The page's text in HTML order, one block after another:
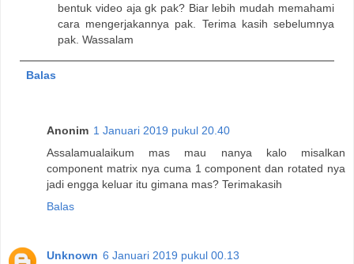
bentuk video aja gk pak? Biar lebih mudah memahami
cara mengerjakannya pak. Terima kasih sebelumnya
pak. Wassalam
Balas
Anonim 1 Januari 2019 pukul 20.40
Assalamualaikum mas mau nanya kalo misalkan
component matrix nya cuma 1 component dan rotated nya
jadi engga keluar itu gimana mas? Terimakasih
Balas
Unknown 6 Januari 2019 pukul 00.13